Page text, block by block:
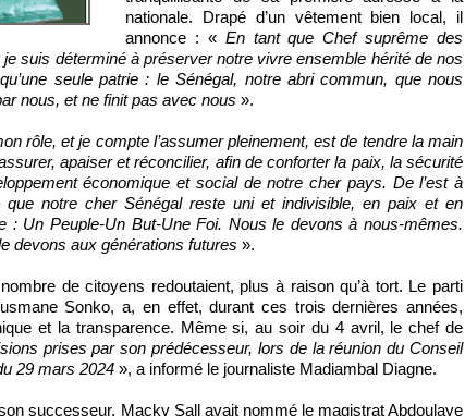
nationale. Drapé d’un vêtement bien local, il
annonce : « En tant que Chef suprême des
je suis déterminé à préserver notre vivre ensemble hérité de nos
seule patrie : le Sénégal, notre abri commun, que nous
nous, et ne finit pas avec nous ».
rôle, et je compte l’assumer pleinement, est de tendre la main
apaiser et réconcilier, afin de conforter la paix, la sécurité
économique et social de notre cher pays. De l’est à
que notre cher Sénégal reste uni et indivisible, en paix et en
: Un Peuple-Un But-Une Foi. Nous le devons à nous-mêmes.
devons aux générations futures ».
de citoyens redoutaient, plus à raison qu’à tort. Le parti
Sonko, a, en effet, durant ces trois dernières années,
et la transparence. Même si, au soir du 4 avril, le chef de
prises par son prédécesseur, lors de la réunion du Conseil
29 mars 2024 », a informé le journaliste Madiambal Diagne.
successeur, Macky Sall avait nommé le magistrat Abdoulaye